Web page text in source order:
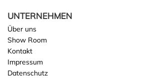
UNTERNEHMEN
Über uns
Show Room
Kontakt
Impressum
Datenschutz